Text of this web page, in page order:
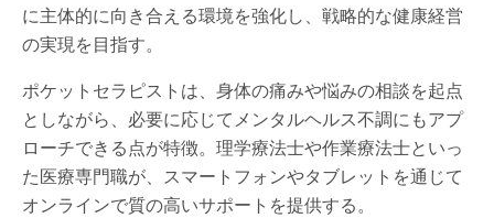
に主体的に向き合える環境を強化し、戦略的な健康経営
の実現を目指す。
ポケットセラピストは、身体の痛みや悩みの相談を起点
としながら、必要に応じてメンタルヘルス不調にもアプ
ローチできる点が特徴。理学療法士や作業療法士といっ
た医療専門職が、スマートフォンやタブレットを通じて
オンラインで質の高いサポートを提供する。